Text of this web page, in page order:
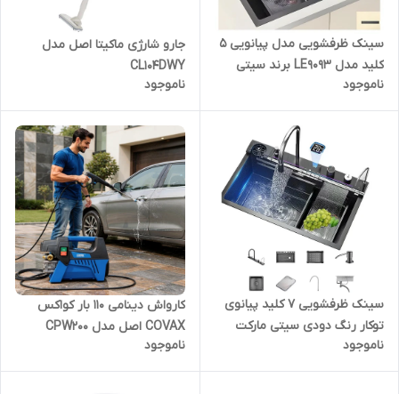
سینک ظرفشویی مدل پیانویی 5
کلید مدل LE9093 برند سیتی
مارکت LEYLE
ناموجود
جارو شارژی ماکیتا اصل مدل
CL104DWY
ناموجود
سینک ظرفشویی 7 کلید پیانوی
توکار رنگ دودی سیتی مارکت
مدل LE9092 LEYLE
ناموجود
کارواش دینامی 110 بار کواکس
COVAX اصل مدل CPW200
ناموجود